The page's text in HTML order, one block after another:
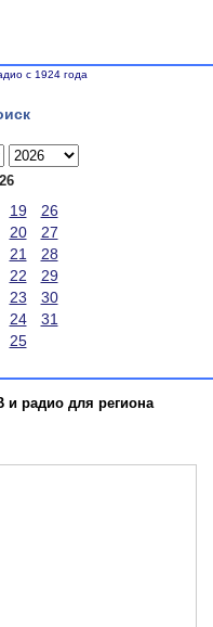
с 1924 года
19
26
20
27
21
28
22
29
23
30
24
31
25
радио для региона